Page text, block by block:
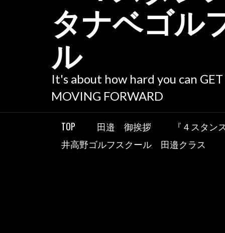
タナベゴル
ル
It's about how hard you can
MOVING FORWARD
TOP 田邉 御挨拶 『４スタン
井高野ゴルフスクール 田邉クラス